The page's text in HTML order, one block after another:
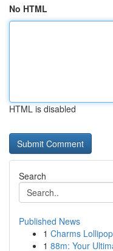
No HTML
HTML is disabled
Search
Published News
1 Charms
1 88m: Your